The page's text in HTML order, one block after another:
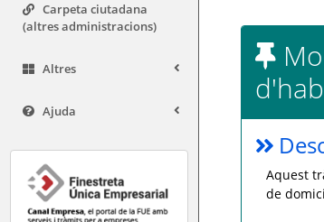
Carpeta ciutadana
(altres administracions)
Altres
Ajuda
Aquest
de